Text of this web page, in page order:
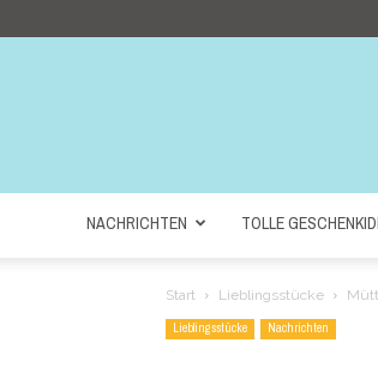
NACHRICHTEN TOLLE
Start Lieblingsstücke
Lieblingsstücke Nachrichten